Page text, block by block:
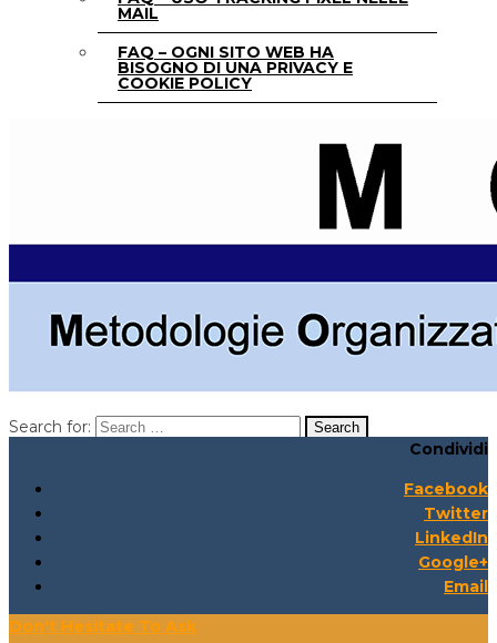
MAIL
FAQ – OGNI SITO WEB HA
BISOGNO DI UNA PRIVACY E
COOKIE POLICY
Search for:
Condividi
Facebook
Twitter
LinkedIn
Google+
Email
Don't Hesitate To Ask